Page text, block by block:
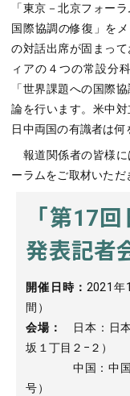
「東京－北京フォー
国際協調の修復」を
の対話出席が固まっ
ィアの４つの常設分
「世界課題への国際
論を行います。米中対
日中両国の有識者は何
報道関係者の皆様に
ーラムをご取材いただ
「第17
発表記者
開催日時： 2021年
間）
会場： 日本：日
坂１丁目２−２）
中国：中国外
号）